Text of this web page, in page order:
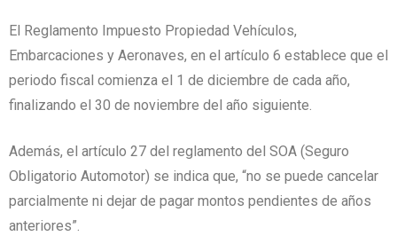
El Reglamento Impuesto Propiedad Vehículos,
Embarcaciones y Aeronaves, en el artículo 6 establece que el
periodo fiscal comienza el 1 de diciembre de cada año,
finalizando el 30 de noviembre del año siguiente.
Además, el artículo 27 del reglamento del SOA (Seguro
Obligatorio Automotor) se indica que, “no se puede cancelar
parcialmente ni dejar de pagar montos pendientes de años
anteriores”.